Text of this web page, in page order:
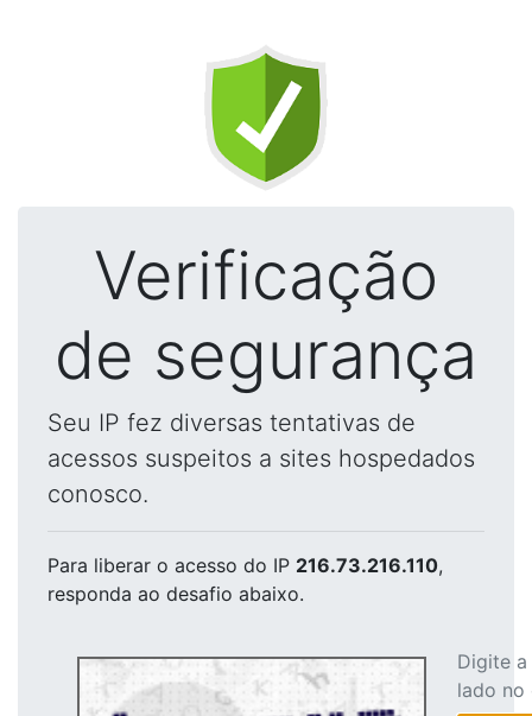
Verificação
de segurança
Seu IP fez diversas tentativas de
acessos suspeitos a sites hospedados
conosco.
Para liberar o acesso do IP 216.73.216.110,
responda ao desafio abaixo.
Digite
lado no